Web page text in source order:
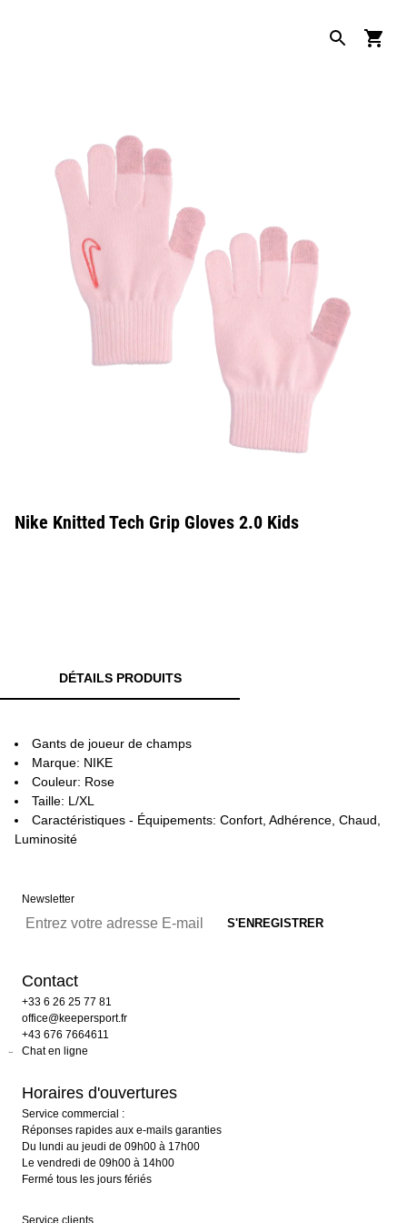
Nike Knitted Tech Grip Gloves 2.0 Kids
DÉTAILS PRODUITS
Gants de joueur de champs
Marque: NIKE
Couleur: Rose
Taille: L/XL
Caractéristiques - Équipements: Confort, Adhérence, Chaud,
Luminosité
Newsletter
Contact
+33 6 26 25 77 81
office@keepersport.fr
+43 676 7664611
Chat en ligne
Horaires d'ouvertures
Service commercial :
Réponses rapides aux e-mails garanties
Du lundi au jeudi de 09h00 à 17h00
Le vendredi de 09h00 à 14h00
Fermé tous les jours fériés
Service clients